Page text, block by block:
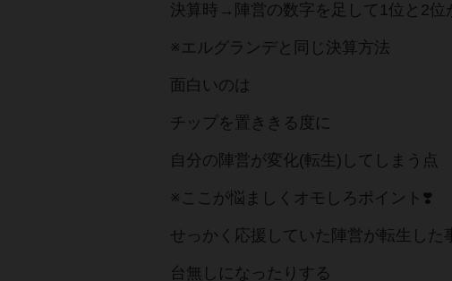
決算時→陣営の数字を足して1位と2位
※エルグランデと同じ決算方法
面白いのは
チップを置ききる度に
自分の陣営が変化(転生)してしまう点
※ここが悩ましくオモしろポイント❣️
せっかく応援していた陣営が転生した
台無しになったりする